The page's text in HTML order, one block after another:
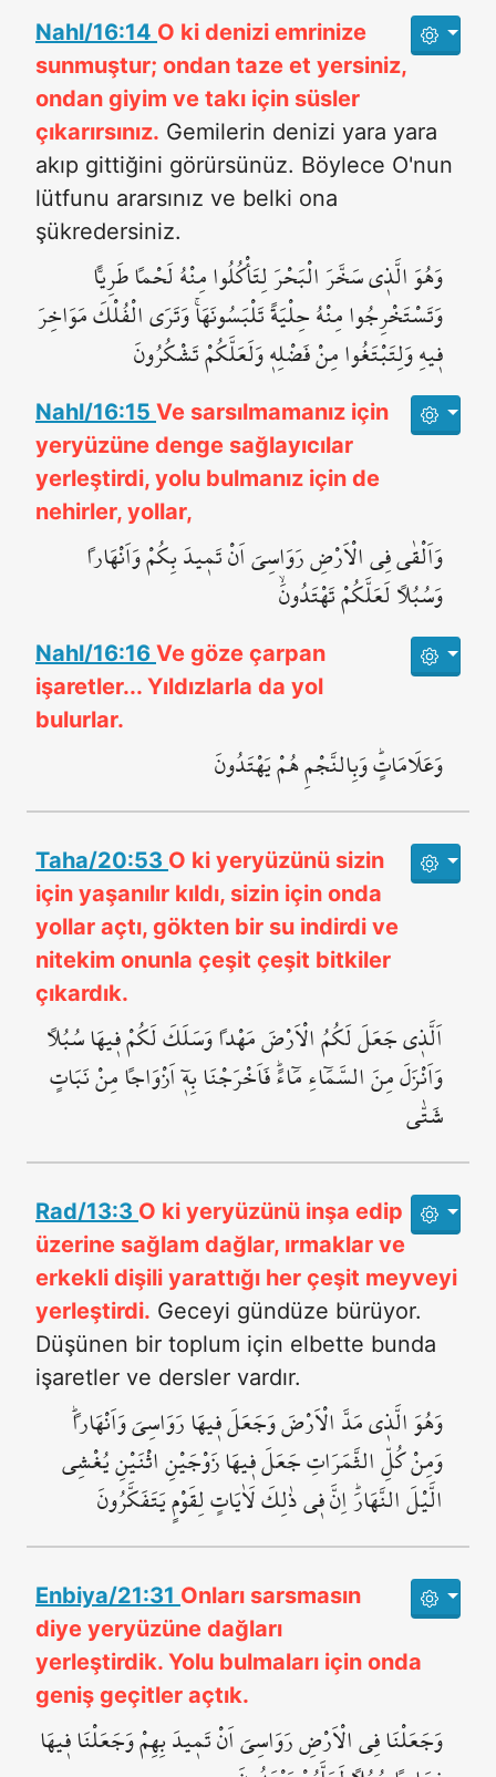
Nahl/16:14 O ki denizi emrinize
sunmuştur; ondan taze et yersiniz,
ondan giyim ve takı için süsler
çıkarırsınız. Gemilerin denizi yara yara
akıp gittiğini görürsünüz. Böylece O'nun
lütfunu ararsınız ve belki ona
şükredersiniz.
وَهُوَ الَّذ۪ي سَخَّرَ الْبَحْرَ لِتَأْكُلُوا مِنْهُ لَحْماً طَرِياًّ
وَتَسْتَخْرِجُوا مِنْهُ حِلْيَةً تَلْبَسُونَهَاۚ وَتَرَى الْفُلْكَ مَوَاخِرَ
ف۪يهِ وَلِتَبْتَغُوا مِنْ فَضْلِه۪ وَلَعَلَّكُمْ تَشْكُرُونَ
Nahl/16:15 Ve sarsılmamanız için
yeryüzüne denge sağlayıcılar
yerleştirdi, yolu bulmanız için de
nehirler, yollar,
وَاَلْقٰى فِي الْاَرْضِ رَوَاسِيَ اَنْ تَم۪يدَ بِكُمْ وَاَنْهَاراً
وَسُبُلاً لَعَلَّكُمْ تَهْتَدُونَۙ
Nahl/16:16 Ve göze çarpan
işaretler... Yıldızlarla da yol
bulurlar.
وَعَلَامَاتٍۜ وَبِالنَّجْمِ هُمْ يَهْتَدُونَ
Taha/20:53 O ki yeryüzünü sizin
için yaşanılır kıldı, sizin için onda
yollar açtı, gökten bir su indirdi ve
nitekim onunla çeşit çeşit bitkiler
çıkardık.
اَلَّذ۪ي جَعَلَ لَكُمُ الْاَرْضَ مَهْداً وَسَلَكَ لَكُمْ ف۪يهَا سُبُلاً
وَاَنْزَلَ مِنَ السَّمَٓاءِ مَٓاءًۜ فَاَخْرَجْنَا بِه۪ٓ اَزْوَاجاً مِنْ نَبَاتٍ
شَتّٰى
Rad/13:3 O ki yeryüzünü inşa edip
üzerine sağlam dağlar, ırmaklar ve
erkekli dişili yarattığı her çeşit meyveyi
yerleştirdi. Geceyi gündüze bürüyor.
Düşünen bir toplum için elbette bunda
işaretler ve dersler vardır.
وَهُوَ الَّذ۪ي مَدَّ الْاَرْضَ وَجَعَلَ ف۪يهَا رَوَاسِيَ وَاَنْهَاراًۜ
وَمِنْ كُلِّ الثَّمَرَاتِ جَعَلَ ف۪يهَا زَوْجَيْنِ اثْنَيْنِ يُغْشِي
الَّيْلَ النَّهَارَۜ اِنَّ ف۪ي ذٰلِكَ لَاٰيَاتٍ لِقَوْمٍ يَتَفَكَّرُونَ
Enbiya/21:31 Onları sarsmasın
diye yeryüzüne dağları
yerleştirdik. Yolu bulmaları için onda
geniş geçitler açtık.
وَجَعَلْنَا فِي الْاَرْضِ رَوَاسِيَ اَنْ تَم۪يدَ بِهِمْ وَجَعَلْنَا ف۪يهَا